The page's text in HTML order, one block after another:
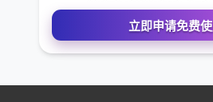
免费VIP权限